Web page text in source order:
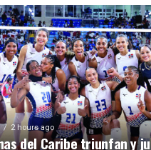
2 hours ago
del Caribe triunfan y